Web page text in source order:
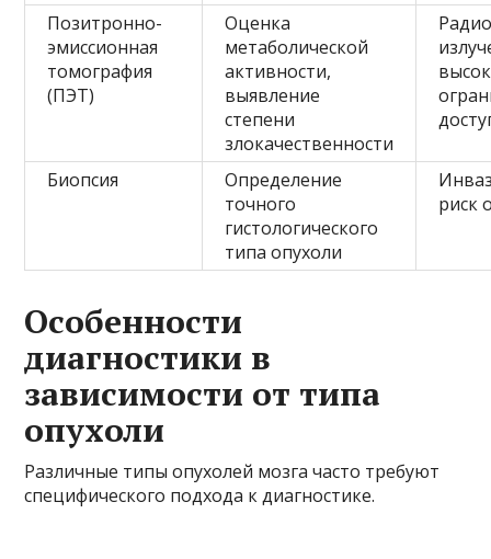
Позитронно-
эмиссионная
томография
(ПЭТ)
Оценка
метаболической
активности,
выявление
степени
злокачественности
Биопсия
Определение
точного
гистологического
типа опухоли
риск
Особенности
диагностики в
зависимости от типа
опухоли
Различные типы опухолей мозга часто требуют
специфического подхода к диагностике.